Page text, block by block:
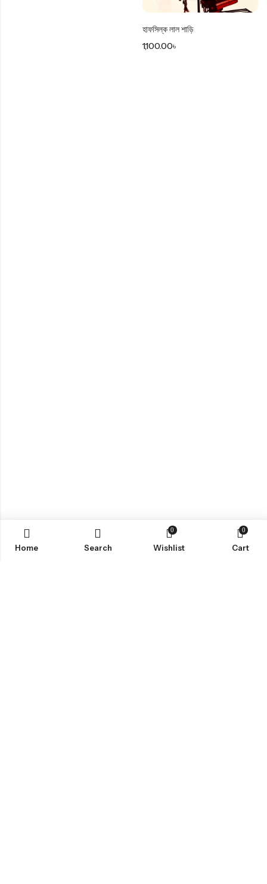
হাফসিল্ক লাল শাড়ি
1,100.00৳
Home Search
0
Wishlist
0
Cart